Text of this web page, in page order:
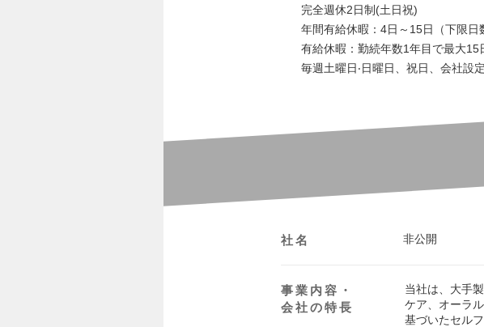
完全週休2⽇制(⼟⽇祝)
年間有給休暇：4⽇～15⽇（下限⽇
有給休暇：勤続年数1年⽬で最⼤15
毎週⼟曜⽇‧⽇曜⽇、祝⽇、会社設
社名 非公開
事業内容・
会社の特長
当社は、大手
ケア、オーラ
基づいたセル